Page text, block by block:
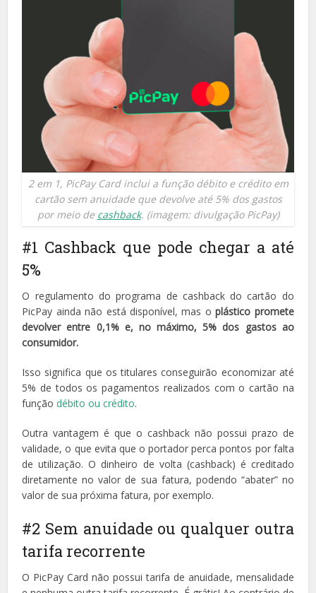
2 em 1, PicPay Card inclui a função débito e crédito em
cartão sem anuidade que devolve até 5% dos gastos
por meio de cashback. (imagem: divulgação PicPay)
#1 Cashback que pode chegar a até
5%
O regulamento do programa de cashback do cartão do
PicPay ainda não está disponível, mas oplástico promete
devolver entre 0,1% e, no máximo, 5% dos gastos ao
consumidor.
Isso significa que os titulares conseguirão economizar até
5% de todos os pagamentos realizados com o cartão na
funçãodébito ou crédito.
Outra vantagem é que o cashback não possui prazo de
validade, o que evita que o portador perca pontos por falta
de utilização. O dinheiro de volta (cashback) é creditado
diretamente no valor de sua fatura, podendo “abater” no
valor de sua próxima fatura, por exemplo.
#2 Sem anuidade ou qualquer outra
tarifa recorrente
O PicPay Card não possui tarifa de anuidade, mensalidade